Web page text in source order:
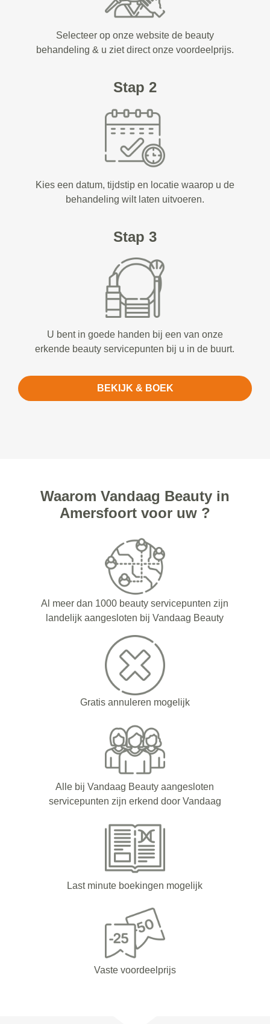
Selecteer op onze website de beauty
behandeling & u ziet direct onze voordeelprijs.
Stap 2
Kies een datum, tijdstip en locatie waarop u de
behandeling wilt laten uitvoeren.
Stap 3
U bent in goede handen bij een van onze
erkende beauty servicepunten bij u in de buurt.
BEKIJK & BOEK
Waarom Vandaag Beauty in
Amersfoort voor uw ?
Al meer dan 1000 beauty servicepunten zijn
landelijk aangesloten bij Vandaag Beauty
Gratis annuleren mogelijk
Alle bij Vandaag Beauty aangesloten
servicepunten zijn erkend door Vandaag
Last minute boekingen mogelijk
Vaste voordeelprijs